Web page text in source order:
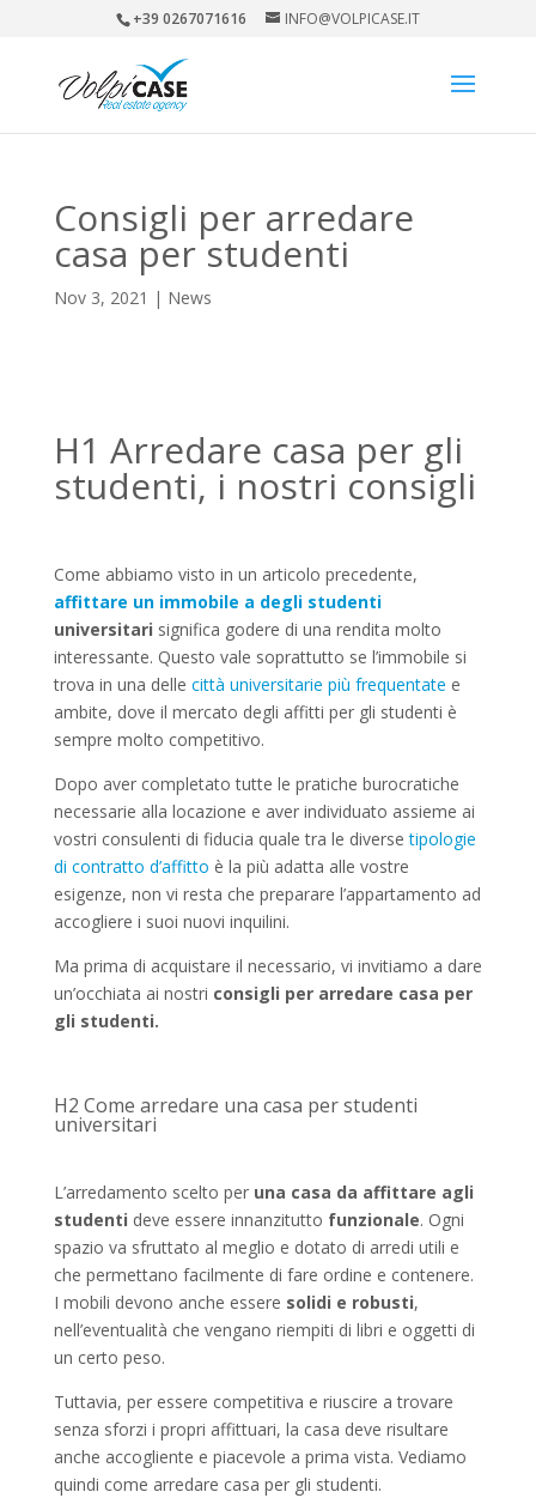
+39 0267071616 INFO@VOLPICASE.IT
Consigli per arredare
casa per studenti
Nov 3, 2021 | News
H1 Arredare casa per gli
studenti, i nostri consigli
Come abbiamo visto in un articolo precedente,
affittare un immobile a degli studenti
universitari significa godere di una rendita molto
interessante. Questo vale soprattutto se l’immobile si
trova in una delle città universitarie più frequentate e
ambite, dove il mercato degli affitti per gli studenti è
sempre molto competitivo.
Dopo aver completato tutte le pratiche burocratiche
necessarie alla locazione e aver individuato assieme ai
vostri consulenti di fiducia quale tra le diversetipologie
di contratto d’affitto è la più adatta alle vostre
esigenze, non vi resta che preparare l’appartamento ad
accogliere i suoi nuovi inquilini.
Ma prima di acquistare il necessario, vi invitiamo a dare
un’occhiata ai nostri consigli per arredare casa per
gli studenti.
H2 Come arredare una casa per studenti
universitari
L’arredamento scelto per una casa da affittare agli
studenti deve essere innanzitutto funzionale. Ogni
spazio va sfruttato al meglio e dotato di arredi utili e
che permettano facilmente di fare ordine e contenere.
I mobili devono anche essere solidi e robusti,
nell’eventualità che vengano riempiti di libri e oggetti di
un certo peso.
Tuttavia, per essere competitiva e riuscire a trovare
senza sforzi i propri affittuari, la casa deve risultare
anche accogliente e piacevole a prima vista. Vediamo
quindi come arredare casa per gli studenti.